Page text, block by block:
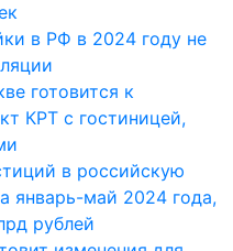
в РФ в 2024 году не
готовится к
КРТ с гостиницей,
в российскую
январь-май 2024 года,
рублей